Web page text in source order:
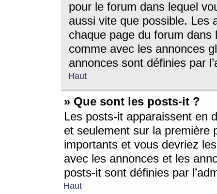
pour le forum dans lequel
aussi vite que possible. Les
chaque page du forum dans
comme avec les annonces
annonces sont définies par
Haut
» Que sont les posts-it ?
Les posts-it apparaissent en
et seulement sur la première
importants et vous devriez
avec les annonces et les
posts-it sont définies par
Haut